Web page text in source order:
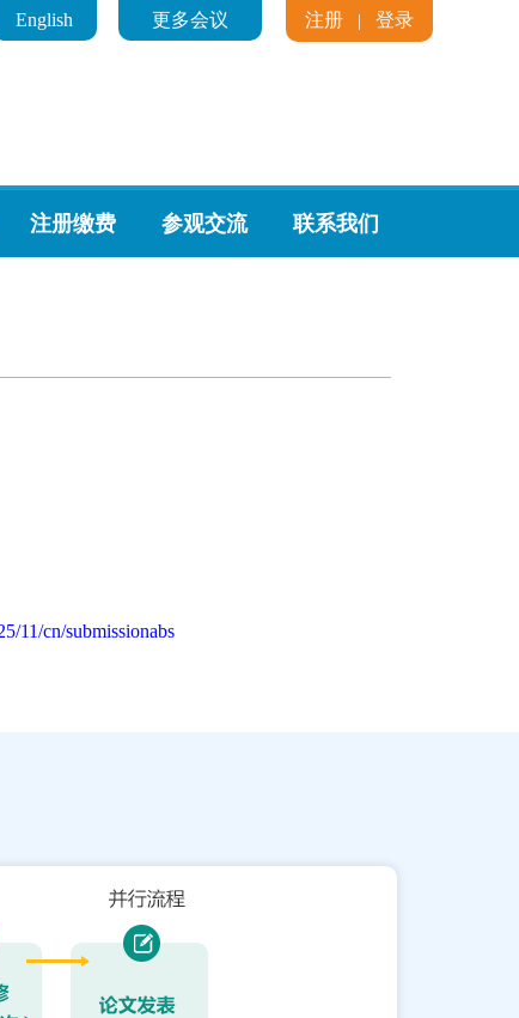
注册 登录
更多会议
English
注册缴费 参观交流 联系我们
11/cn/submissionabs